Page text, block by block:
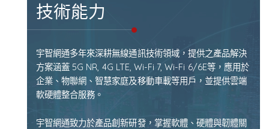
技術能力
宇智網通多年來深耕無線通訊技術領域，提供之產品解決
方案涵蓋 5G NR, 4G LTE, Wi-Fi 7, Wi-Fi 6/6E等，應用於
企業、物聯網、智慧家庭及移動車載等用戶，並提供雲端
軟硬體整合服務。
宇智網通致力於產品創新研發，掌握軟體、硬體與韌體關